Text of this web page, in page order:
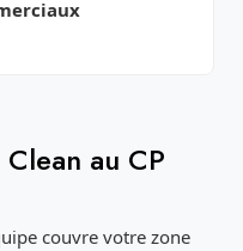
au CP
couvre votre zone